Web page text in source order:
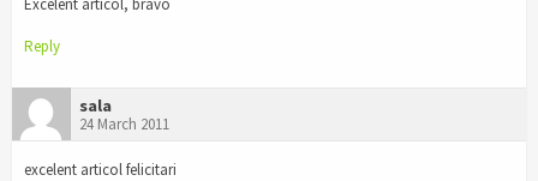
Excelent articol, bravo
Reply
sala
24 March 2011
excelent articol felicitari